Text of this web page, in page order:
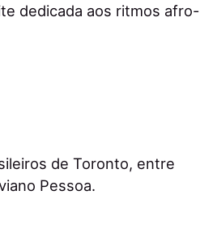
dedicada aos ritmos afro-
de Toronto, entre
Pessoa.